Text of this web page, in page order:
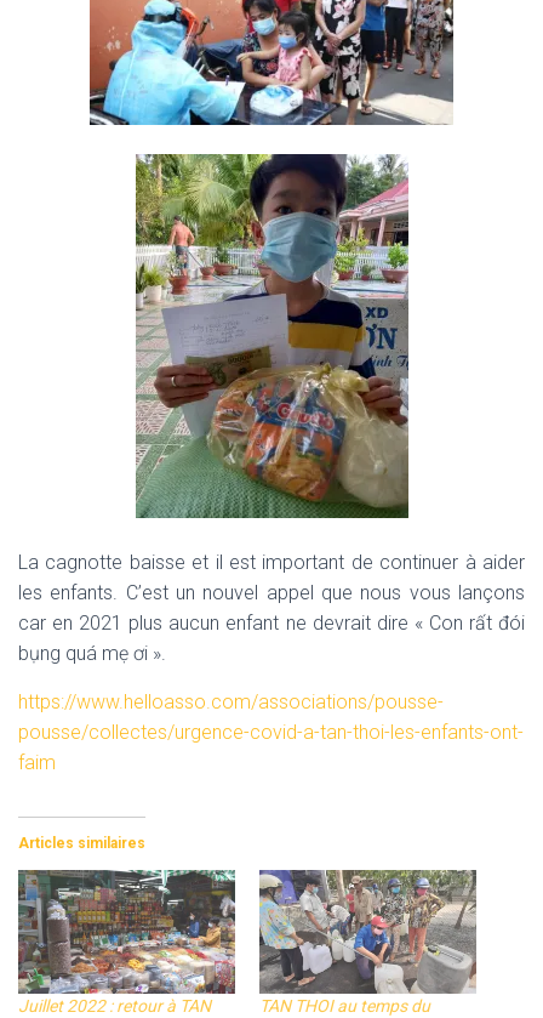
La cagnotte baisse et il est important de continuer à aider
les enfants. C’est un nouvel appel que nous vous lançons
car en 2021 plus aucun enfant ne devrait dire « Con rất đói
bụng quá mẹ ơi ».
https://www.helloasso.com/associations/pousse-
pousse/collectes/urgence-covid-a-tan-thoi-les-enfants-ont-
faim
Articles similaires
Juillet 2022 : retour à TAN
TAN THOI au temps du